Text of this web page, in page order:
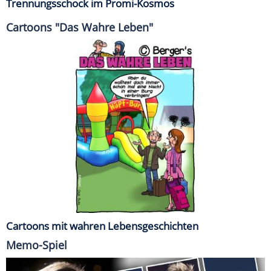
Trennungsschock im Promi-Kosmos
Cartoons "Das Wahre Leben"
Cartoons mit wahren Lebensgeschichten
Memo-Spiel